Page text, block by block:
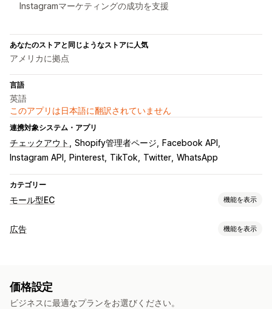
Instagramマーケティングの成功を支援
あなたのストアと同じようなストアに人気
アメリカに拠点
言語
英語
このアプリは日本語に翻訳されていません
連携対象システム・アプリ
チェックアウト Shopify管理者ページ
Facebook API
Instagram API
Pinterest TikTok Twitter WhatsApp
カテゴリー
モール型EC 機能を表示
リスティング管理
注文管理
一括注文
在庫の同期 カスタムルール
広告 機能を表示
キャンペーン管理
価格設定
ビジネスに最適なプランをお選びください。